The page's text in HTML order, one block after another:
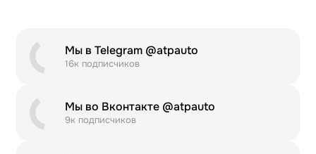
Мы в Telegram @atpauto
16к подписчиков
Мы во Вконтакте @atpauto
9к подписчиков